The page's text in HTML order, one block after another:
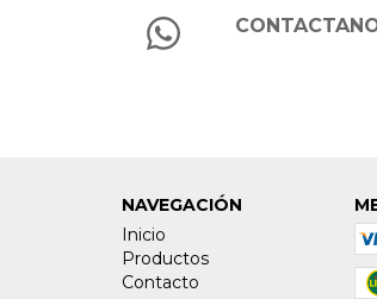
NAVEGACIÓN
Inicio
Productos
Contacto